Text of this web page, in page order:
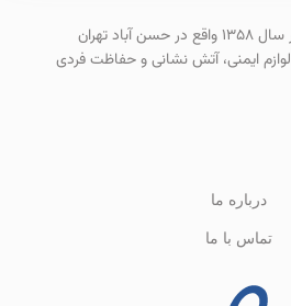
فروشگاه لیان کالا صنعت در سال ۱۳۵۸ واقع در حسن آباد تهران
ایمنی، آتش نشانی و حفاظت فردی
درباره ما
تماس با ما